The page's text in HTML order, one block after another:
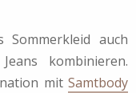
auch
kombinieren.
mit Samtbody